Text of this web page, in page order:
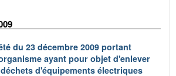
du 23 décembre 2009 portant
ayant pour objet d'enlever
d'équipements électriques